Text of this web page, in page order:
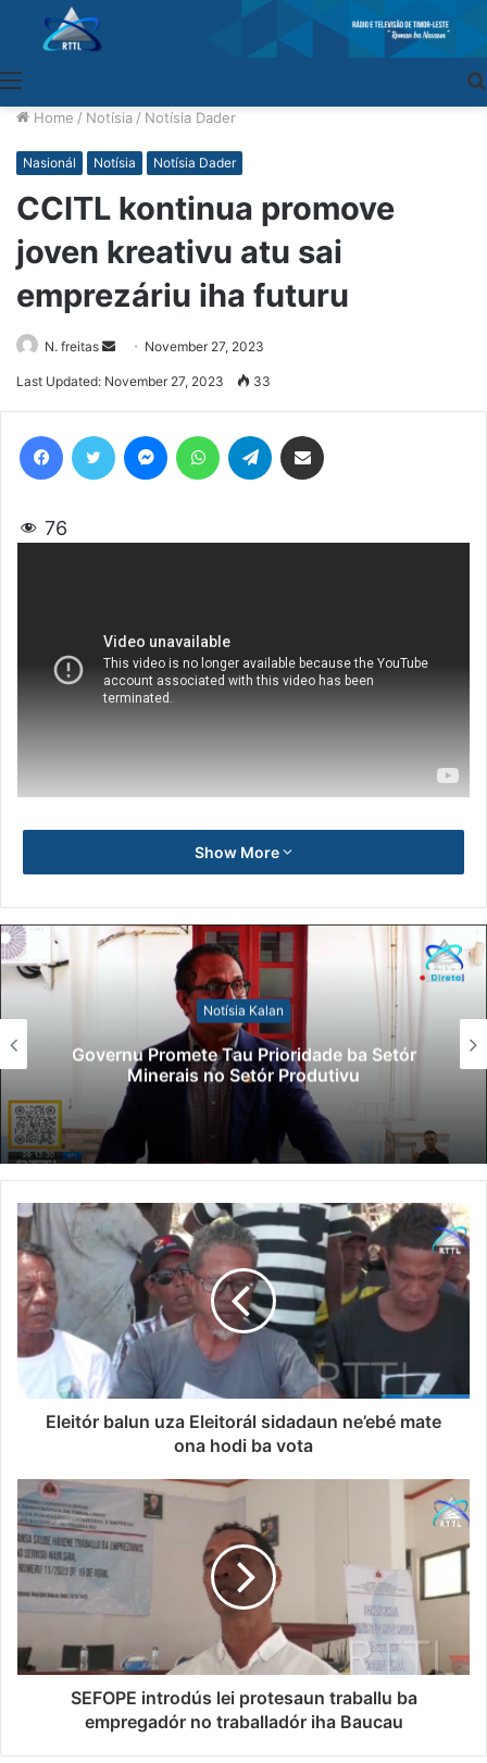
Home / Notísia / Notísia Dader
Nasionál Notísia Notísia Dader
CCITL kontinua promove
joven kreativu atu sai
emprezáriu iha futuru
N. freitas
SendNovember 27, 2023
Last Updated: November 27, 2023 33
76
Show More
Notísia Kalan
Governu Promete Tau Prioridade ba Setór
Minerais no Setór Produtivu
Eleitór balun uza Eleitorál sidadaun ne’ebé mate
ona hodi ba vota
SEFOPE introdús lei protesaun traballu ba
empregadór no traballadór iha Baucau